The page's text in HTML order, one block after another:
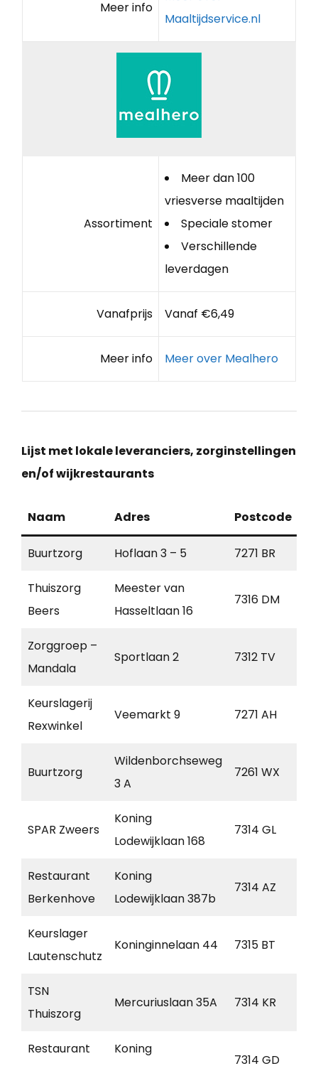
Meer info
Maaltijdservice.nl
Assortiment
Meer dan 100
vriesverse maaltijden
Speciale stomer
Verschillende
leverdagen
Vanafprijs Vanaf €6,49
Meer info Meer over Mealhero
Lijst met lokale leveranciers, zorginstellingen
en/of wijkrestaurants
Naam Adres Postcode
Buurtzorg Hoflaan 3 – 5 7271 BR
Thuiszorg
Beers
Meester van
Hasseltlaan 16
7316 DM
Zorggroep –
Mandala
Sportlaan 2 7312 TV
Keurslagerij
Rexwinkel
Veemarkt 9 7271 AH
Buurtzorg
Wildenborchseweg
3 A
7261 WX
SPAR Zweers
Koning
Lodewijklaan 168
7314 GL
Restaurant
Berkenhove
Koning
Lodewijklaan 387b
7314 AZ
Keurslager
Lautenschutz
Koninginnelaan 44 7315 BT
TSN
Thuiszorg
Mercuriuslaan 35A 7314 KR
Restaurant
Koning
7314 GD